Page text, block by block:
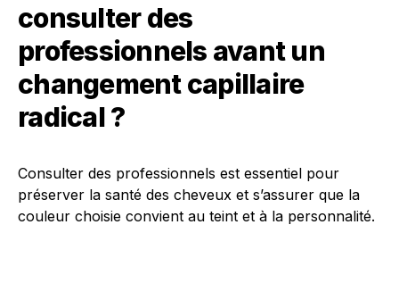
consulter des
professionnels avant un
changement capillaire
radical ?
Consulter des professionnels est essentiel pour
préserver la santé des cheveux et s’assurer que la
couleur choisie convient au teint et à la personnalité.